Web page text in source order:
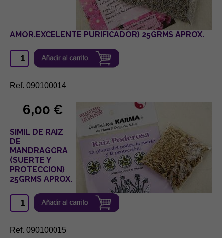
AMOR.EXCELENTE PURIFICADOR) 25GRMS APROX.
Ref. 090100014
6,00 €
SIMIL DE RAIZ
DE
MANDRAGORA
(SUERTE Y
PROTECCION)
25GRMS APROX.
Ref. 090100015